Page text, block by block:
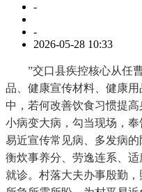
-
-
2026-05-28 10:33
”交口县疾控核心从任曹
品、健康宣传材料、健康
中，若何改善饮食习惯提
小病变大病，勾当现场，
易近宣传常见病、多发病
衡炊事养分、劳逸连系、
就诊。村落大夫办事殷勤